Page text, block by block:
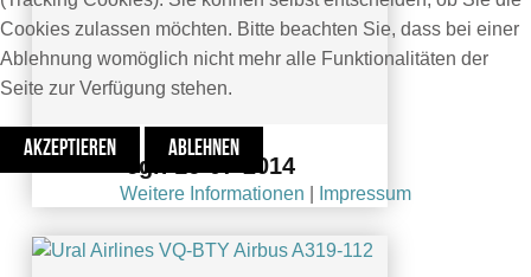
cgn 16-07-2014
Cookies zulassen möchten. Bitte beachten Sie, dass bei einer
Ablehnung womöglich nicht mehr alle Funktionalitäten der
Seite zur Verfügung stehen.
AKZEPTIEREN ABLEHNEN
Weitere Informationen Impressum